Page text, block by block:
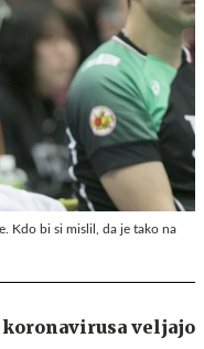
Kdo bi si mislil, da je tako na
veljajo